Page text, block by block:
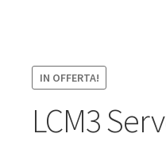
IN OFFERTA!
LCM3